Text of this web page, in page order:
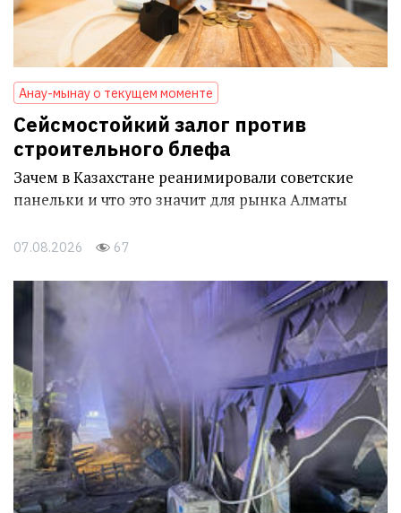
Анау-мынау о текущем моменте
Сейсмостойкий залог против
строительного блефа
Зачем в Казахстане реанимировали советские
панельки и что это значит для рынка Алматы
07.08.2026 67